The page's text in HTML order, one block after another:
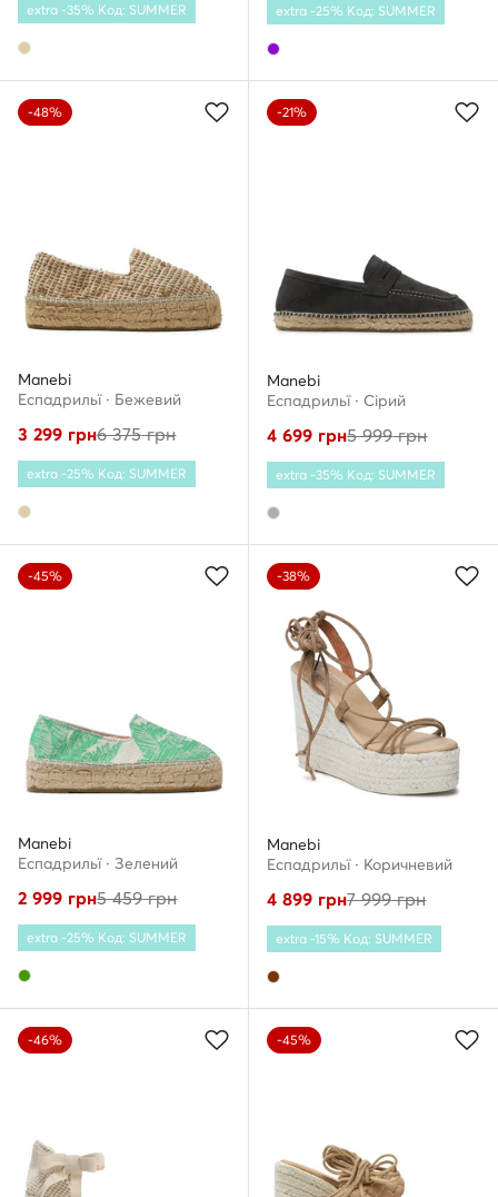
extra -35% Код: SUMMER extra -25% Код: SUMMER
-48%
Manebi
Еспадрильї · Бежевий
3 299 грн6 375грн
extra -25% Код: SUMMER
-21%
Manebi
Еспадрильї · Сірий
4 699 грн5 999грн
extra -35% Код: SUMMER
-45%
Manebi
Еспадрильї · Зелений
2 999 грн5 459грн
extra -25% Код: SUMMER
-38%
Manebi
Еспадрильї · Коричневий
4 899 грн7 999грн
extra -15% Код: SUMMER
-46% -45%